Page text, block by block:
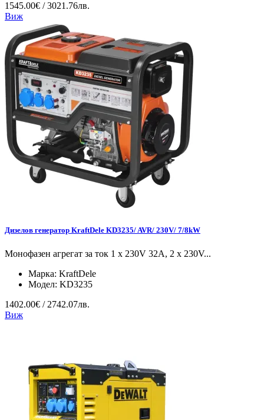
1545.00€ / 3021.76лв.
Виж
Дизелов генератор KraftDele KD3235/ AVR/ 230V/ 7/8kW
Монофазен агрегат за ток 1 x 230V 32A, 2 x 230V...
Марка: KraftDele
Модел: KD3235
1402.00€ / 2742.07лв.
Виж